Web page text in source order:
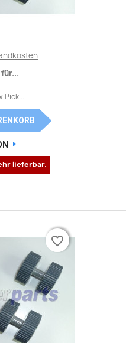
Pick...
lieferbar.
favorite_border
favorite_border